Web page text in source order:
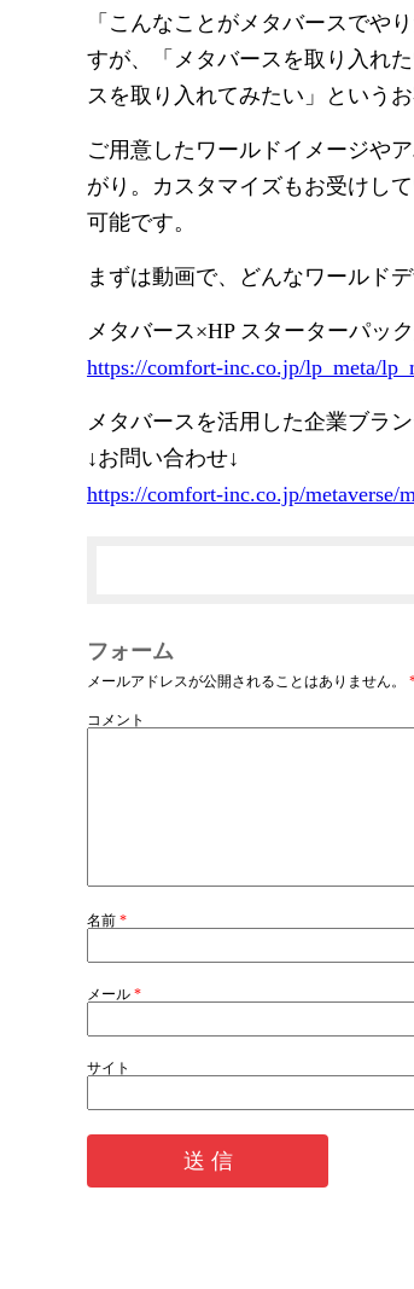
「こんなことがメタバースでや
すが、「メタバースを取り入れ
スを取り入れてみたい」という
ご用意したワールドイメージや
がり。カスタマイズもお受けし
可能です。
まずは動画で、どんなワールド
メタバース×HP スターターパッ
https://comfort-inc.co.jp/lp_meta/
メタバースを活用した企業ブラ
↓お問い合わせ↓
https://comfort-inc.co.jp/metaverse/
フォーム
メールアドレスが公開されることはありません。
コメント
名前 *
メール *
サイト